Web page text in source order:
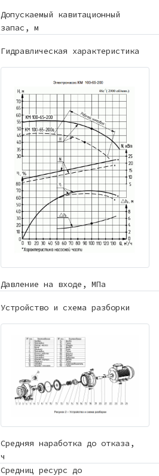
Допускаемый кавитационный
запас, м
Гидравлическая характеристика
Давление на входе, МПа
Устройство и схема разборки
Средняя наработка до отказа,
ч
Средниц ресурс до